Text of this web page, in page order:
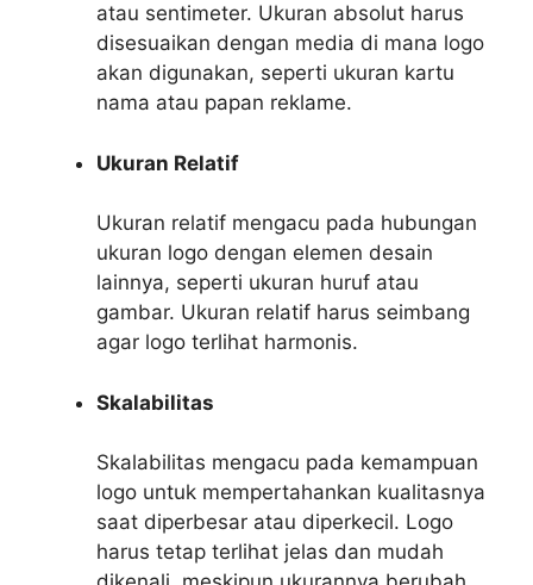
atau sentimeter. Ukuran absolut harus
disesuaikan dengan media di mana logo
akan digunakan, seperti ukuran kartu
nama atau papan reklame.
Ukuran Relatif
Ukuran relatif mengacu pada hubungan
ukuran logo dengan elemen desain
lainnya, seperti ukuran huruf atau
gambar. Ukuran relatif harus seimbang
agar logo terlihat harmonis.
Skalabilitas
Skalabilitas mengacu pada kemampuan
logo untuk mempertahankan kualitasnya
saat diperbesar atau diperkecil. Logo
harus tetap terlihat jelas dan mudah